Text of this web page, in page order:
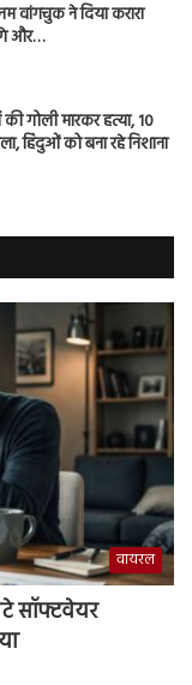
वांगचुक ने दिया करारा
और…
गोली मारकर हत्या, 10
हिंदुओं को बना रहे निशाना
वायरल
सॉफ्टवेयर